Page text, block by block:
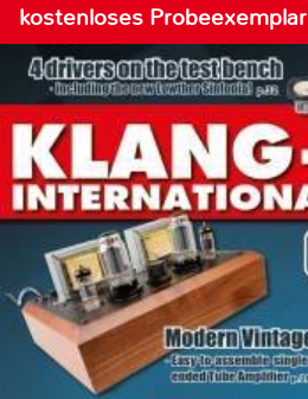
kostenloses Probeexemplar